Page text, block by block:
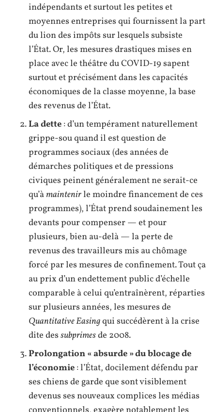
indépendants et surtout les petites et
moyennes entreprises qui fournissent la part
du lion des impôts sur lesquels subsiste
l’État. Or, les mesures drastiques mises en
place avec le théâtre du COVID-19 sapent
surtout et précisément dans les capacités
économiques de la classe moyenne, la base
des revenus de l’État.
La dette: d’un tempérament naturellement
grippe-sou quand il est question de
programmes sociaux (des années de
démarches politiques et de pressions
civiques peinent généralement ne serait-ce
qu’àmaintenirle moindre financement de ces
programmes), l’État prend soudainement les
devants pour compenser — et pour
plusieurs, bien au-delà — la perte de
revenus des travailleurs mis au chômage
forcé par les mesures de confinement. Tout ça
au prix d’un endettement public d’échelle
comparable à celui qu’entraînèrent, réparties
sur plusieurs années, les mesures de
Quantitative Easingqui succédèrent à la crise
dite dessubprimesde 2008.
Prolongation « absurde » du blocage de
l’économie: l’État, docilement défendu par
ses chiens de garde que sont visiblement
devenus ses nouveaux complices les médias